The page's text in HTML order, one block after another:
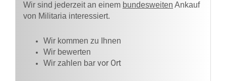
Wir sind jederzeit an einem bundesweiten Ankauf
von Militaria interessiert.
Wir kommen zu Ihnen​
Wir bewerten
Wir zahlen bar vor Ort